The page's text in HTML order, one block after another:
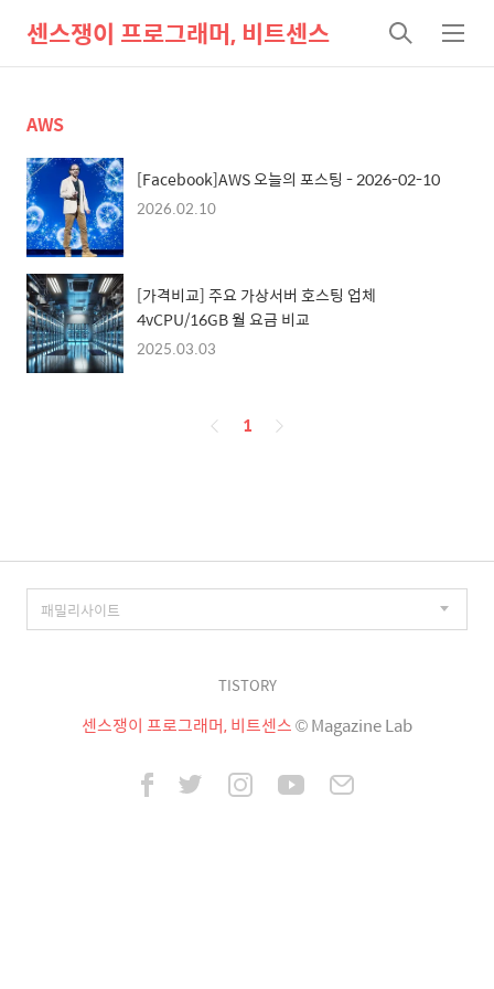
센스쟁이 프로그래머, 비트센스
검
색
메
뉴
AWS
[Facebook]AWS 오늘의 포스팅 - 2026-02-10
2026.02.10
[가격비교] 주요 가상서버 호스팅 업체
4vCPU/16GB 월 요금 비교
2025.03.03
페
1
TISTORY
센스쟁이 프로그래머, 비트센스© Magazine Lab